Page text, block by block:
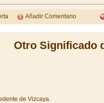
Añadir Comentario
Otro Significado
de Vizcaya.